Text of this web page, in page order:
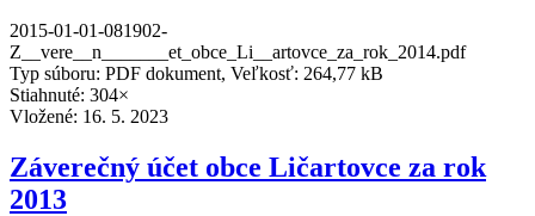
2015-01-01-081902-
Z__vere__n_______et_obce_Li__artovce_za_rok_2014.pdf
Typ súboru: PDF dokument, Veľkosť: 264,77 kB
Stiahnuté: 304×
Vložené: 16. 5. 2023
Záverečný účet obce Ličartovce za rok
2013